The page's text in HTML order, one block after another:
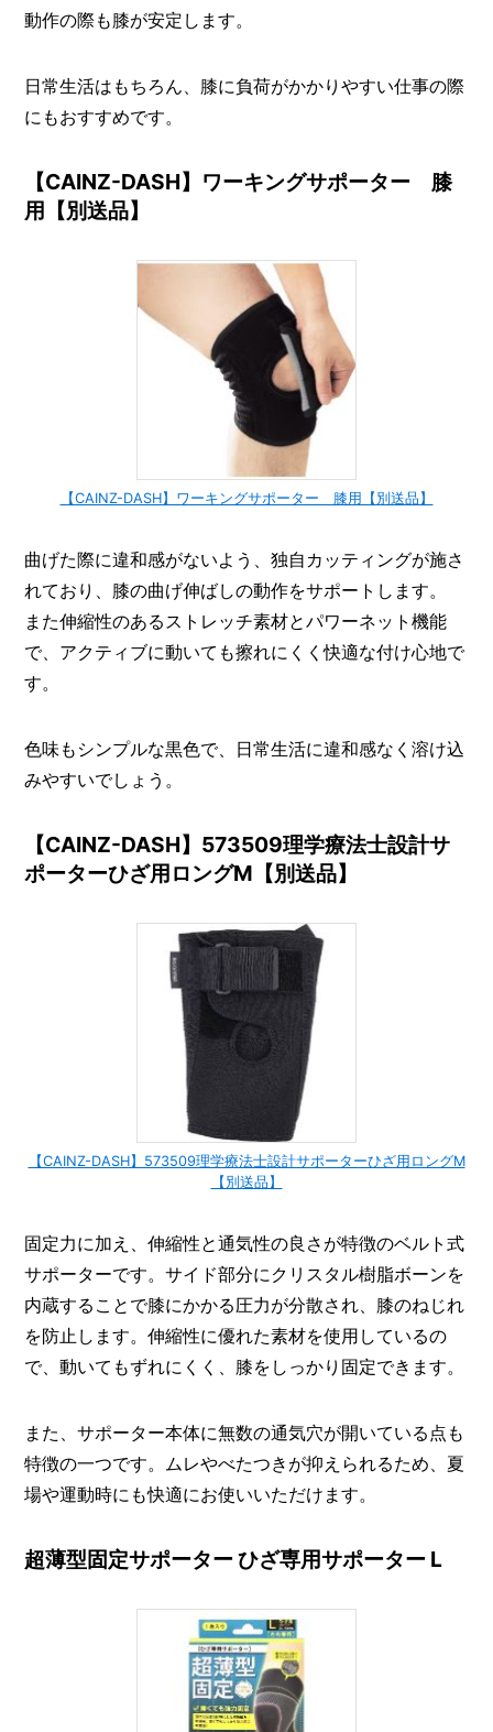
動作の際も膝が安定します。
日常生活はもちろん、膝に負荷がかかりやすい仕事の際
にもおすすめです。
【CAINZ-DASH】ワーキングサポーター 膝
用【別送品】
【CAINZ-DASH】ワーキングサポーター 膝用【別送品】
曲げた際に違和感がないよう、独自カッティングが施さ
れており、膝の曲げ伸ばしの動作をサポートします。
また伸縮性のあるストレッチ素材とパワーネット機能
で、アクティブに動いても擦れにくく快適な付け心地で
す。
色味もシンプルな黒色で、日常生活に違和感なく溶け込
みやすいでしょう。
【CAINZ-DASH】573509理学療法士設計サ
ポーターひざ用ロングM【別送品】
【CAINZ-DASH】573509理学療法士設計サポーターひざ用ロングM
【別送品】
固定力に加え、伸縮性と通気性の良さが特徴のベルト式
サポーターです。サイド部分にクリスタル樹脂ボーンを
内蔵することで膝にかかる圧力が分散され、膝のねじれ
を防止します。伸縮性に優れた素材を使用しているの
で、動いてもずれにくく、膝をしっかり固定できます。
また、サポーター本体に無数の通気穴が開いている点も
特徴の一つです。ムレやべたつきが抑えられるため、夏
場や運動時にも快適にお使いいただけます。
超薄型固定サポーター ひざ専用サポーター L